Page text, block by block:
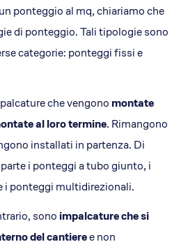
ponteggio al mq, chiariamo che
di ponteggio. Tali tipologie sono
categorie: ponteggi fissi e
che vengono montate
al loro termine. Rimangono
installati in partenza. Di
i ponteggi a tubo giunto, i
i ponteggi multidirezionali.
sono impalcature che si
del cantieree non